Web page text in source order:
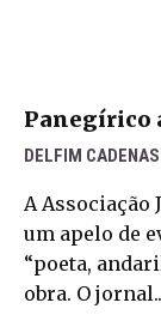
Panegírico
DELFIM CADENAS
A Associação
um apelo de
“poeta,
obra. O